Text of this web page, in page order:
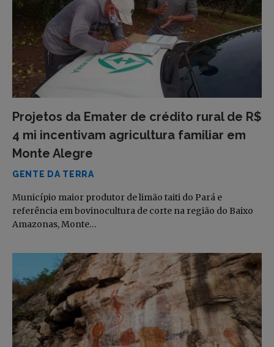
Projetos da Emater de crédito rural de R$
4 mi incentivam agricultura familiar em
Monte Alegre
GENTE DA TERRA
Município maior produtor de limão taiti do Pará e
referência em bovinocultura de corte na região do Baixo
Amazonas, Monte…